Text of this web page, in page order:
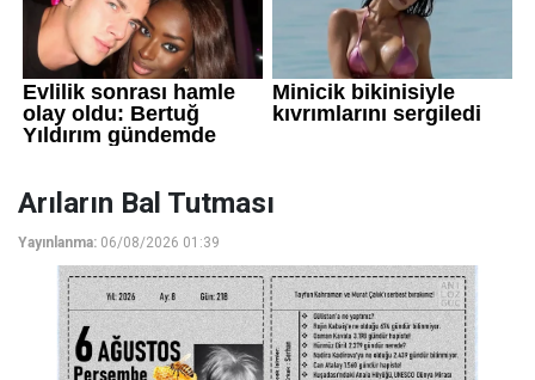
Arıların Bal Tutması
Yayınlanma: 06/08/2026 01:39